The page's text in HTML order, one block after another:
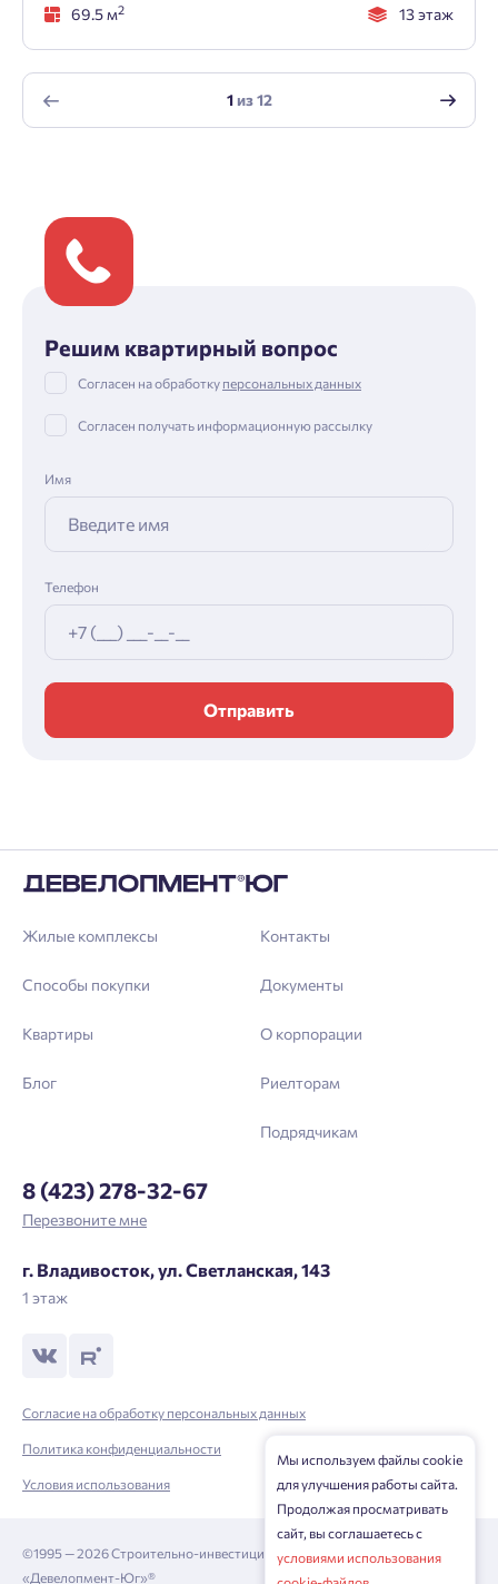
69.5 м2 13 этаж
1из12
Решим квартирный вопрос
Согласен на обработку персональных данных
Согласен получать информационную рассылку
Имя
Телефон
Отправить
Жилые комплексы
Способы покупки
Квартиры
Блог
Контакты
Документы
О корпорации
Риелторам
Подрядчикам
8 (423) 278-32-67
Перезвоните мне
г. Владивосток, ул. Светланская, 143
1 этаж
Согласие на обработку персональных данных
Политика конфиденциальности
Условия использования
©1995 — 2026 Строительно-инвестиционная корпорация
«Девелопмент-Юг»®
Мы используем файлы cookie
для улучшения работы сайта.
Продолжая просматривать
сайт, вы соглашаетесь с
условиями использования